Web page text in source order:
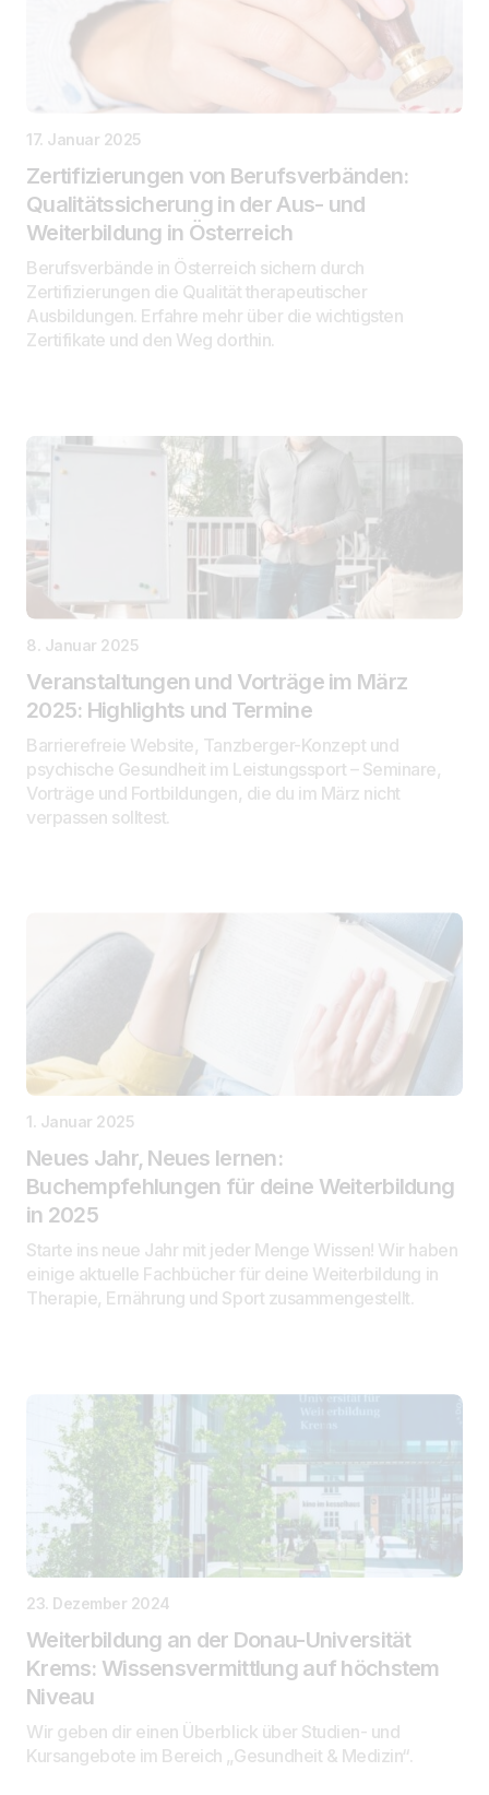
17. Januar 2025
Zertifizierungen von Berufsverbänden:
Qualitätssicherung in der Aus- und
Weiterbildung in Österreich
Berufsverbände in Österreich sichern durch
Zertifizierungen die Qualität therapeutischer
Ausbildungen. Erfahre mehr über die wichtigsten
Zertifikate und den Weg dorthin.
8. Januar 2025
Veranstaltungen und Vorträge im März
2025: Highlights und Termine
Barrierefreie Website, Tanzberger-Konzept und
psychische Gesundheit im Leistungssport – Seminare,
Vorträge und Fortbildungen, die du im März nicht
verpassen solltest.
1. Januar 2025
Neues Jahr, Neues lernen:
Buchempfehlungen für deine Weiterbildung
in 2025
Starte ins neue Jahr mit jeder Menge Wissen! Wir haben
einige aktuelle Fachbücher für deine Weiterbildung in
Therapie, Ernährung und Sport zusammengestellt.
23. Dezember 2024
Weiterbildung an der Donau-Universität
Krems: Wissensvermittlung auf höchstem
Niveau
Wir geben dir einen Überblick über Studien- und
Kursangebote im Bereich „Gesundheit & Medizin“.